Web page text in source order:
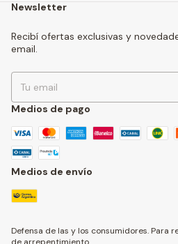
Newsletter
Recibí ofertas exclusivas y
email.
Medios de pago
Medios de envío
Defensa de las y los consumidores. Para